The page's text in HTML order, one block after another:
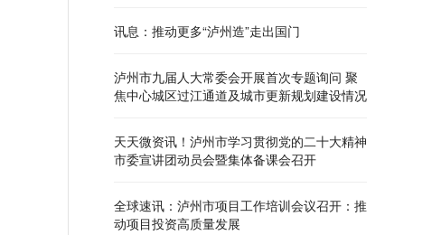
讯息：推动更多“泸州造”走出国门
泸州市九届人大常委会开展首次专题询问 聚
焦中心城区过江通道及城市更新规划建设情况
天天微资讯！泸州市学习贯彻党的二十大精神
市委宣讲团动员会暨集体备课会召开
全球速讯：泸州市项目工作培训会议召开：推
动项目投资高质量发展